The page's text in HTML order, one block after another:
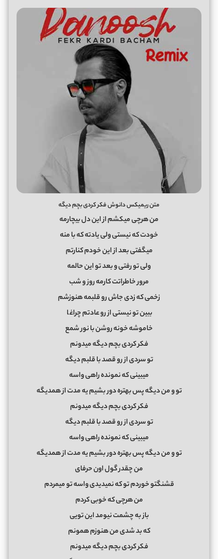
متن ریمیکس دانوش فکر کردی بچم دیگه
من هرچی میکشم از این دل بیچارمه
خودت که نیستی ولی یادته که با منه
میگفتی بعد از این خودم کنارتم
ولی تو رفتی و بعد تو این حالمه
مرور خاطراتت کارمه روز و شب
زخمی که زدی جاش رو قلبمه هنوزشم
ببین تو نیستی از رو عادتم چراغا
خاموشه خونه روشن با نور شمع
فکر کردی بچم دیگه میدونم
تو سردی از رو قصد با قلبم دیگه
میبینی که نمونده راهی واسه
تو و من دیگه پس بهتره دور بشیم یه مدت از همدیگه
فکر کردی بچم دیگه میدونم
تو سردی از رو قصد با قلبم دیگه
میبینی که نمونده راهی واسه
تو و من دیگه پس بهتره دور بشیم یه مدت از همدیگه
من چقدر گول اون حرفای
قشنگتو خوردم تو که نمیدیدی واسه تو میمردم
من هرچی که خوبی کردم
باز به چشمت نیومد این تویی
که بد شدی من هنوزم همونم
فکر کردی بچم دیگه میدونم